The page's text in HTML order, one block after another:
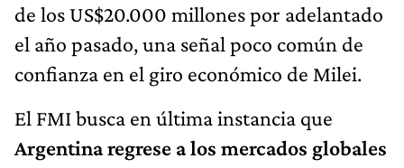
de los US$20.000 millones por adelantado
el año pasado, una señal poco común de
confianza en el giro económico de Milei.
El FMI busca en última instancia que
Argentina regrese a los mercados globales